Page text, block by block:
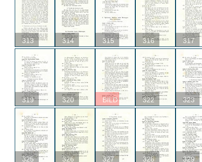
313 314 315 316 317
319 320 BILD 322 323
325 326 327 328 329